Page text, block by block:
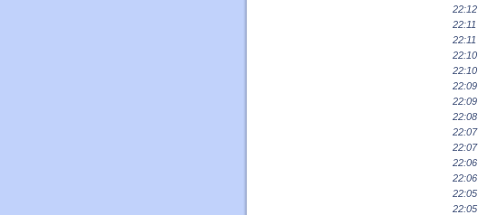
22:12
22:11
22:11
22:10
22:10
22:09
22:09
22:08
22:07
22:07
22:06
22:06
22:05
22:05